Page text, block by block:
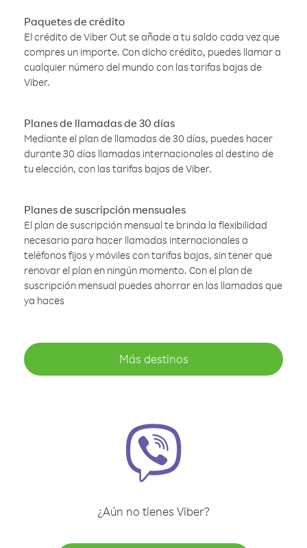
Paquetes de crédito
El crédito de Viber Out se añade a tu saldo cada vez que
compres un importe. Con dicho crédito, puedes llamar a
cualquier número del mundo con las tarifas bajas de
Viber.
Planes de llamadas de 30 días
Mediante el plan de llamadas de 30 días, puedes hacer
durante 30 días llamadas internacionales al destino de
tu elección, con las tarifas bajas de Viber.
Planes de suscripción mensuales
El plan de suscripción mensual te brinda la flexibilidad
necesaria para hacer llamadas internacionales a
teléfonos fijos y móviles con tarifas bajas, sin tener que
renovar el plan en ningún momento. Con el plan de
suscripción mensual puedes ahorrar en las llamadas que
ya haces
Más destinos
¿Aún no tienes Viber?